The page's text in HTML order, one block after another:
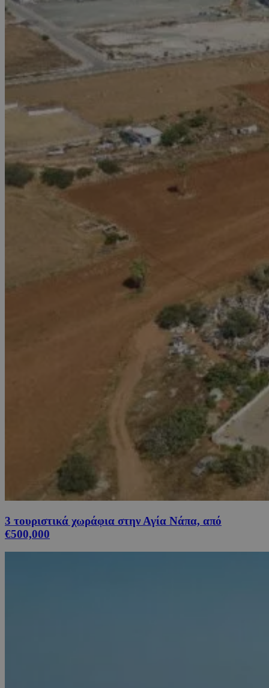
3 τουριστικά χωράφια στην Αγία Νάπα, από
€500,000